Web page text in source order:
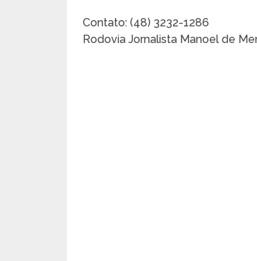
Contato: (48) 3232-1286
Rodovia Jornalista Manoel de